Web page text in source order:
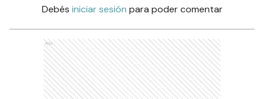
Debés iniciar sesión para poder comentar
Ads